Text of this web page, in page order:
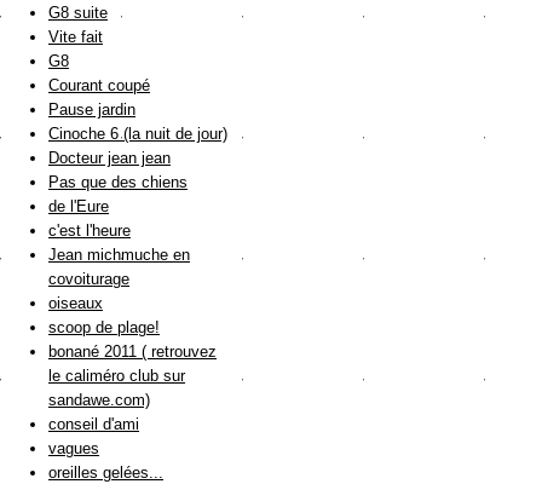
G8 suite
Vite fait
G8
Courant coupé
Pause jardin
Cinoche 6 (la nuit de jour)
Docteur jean jean
Pas que des chiens
de l'Eure
c'est l'heure
Jean michmuche en
covoiturage
oiseaux
scoop de plage!
bonané 2011 ( retrouvez
le caliméro club sur
sandawe.com)
conseil d'ami
vagues
oreilles gelées...